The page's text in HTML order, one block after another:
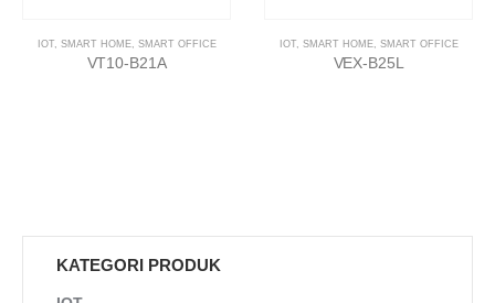
IOT, SMART HOME, SMART OFFICE
VT10-B21A
IOT, SMART HOME, SMART OFFICE
VEX-B25L
KATEGORI PRODUK